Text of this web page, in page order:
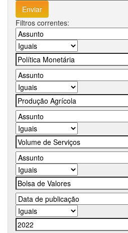
Filtros correntes: